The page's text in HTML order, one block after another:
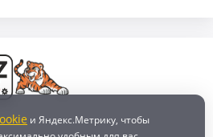
и Яндекс.Метрику, чтобы